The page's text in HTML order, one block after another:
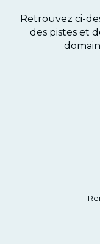
Retrouvez ci-
des pistes et